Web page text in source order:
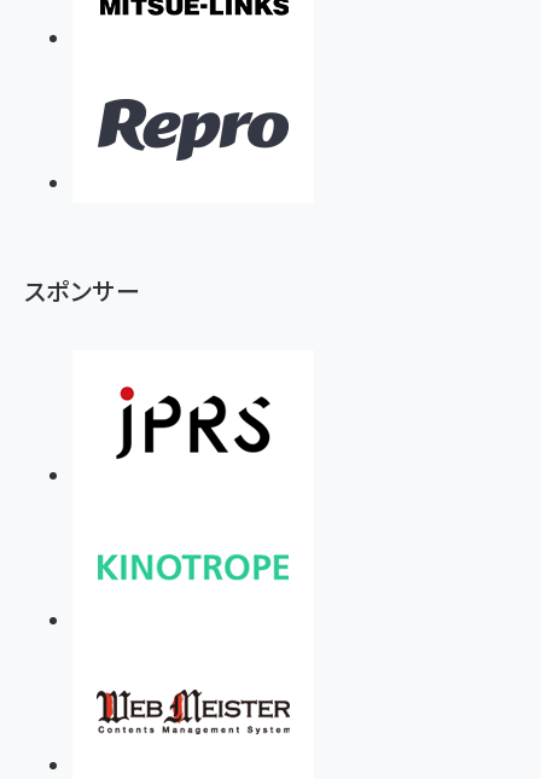
スポンサー